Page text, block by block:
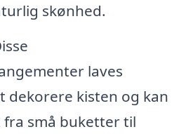
skønhed.
laves
dekorere kisten og kan
små buketter til